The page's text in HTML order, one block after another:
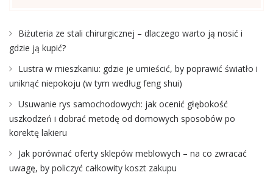
Biżuteria ze stali chirurgicznej – dlaczego warto ją nosić i
gdzie ją kupić?
Lustra w mieszkaniu: gdzie je umieścić, by poprawić światło i
uniknąć niepokoju (w tym według feng shui)
Usuwanie rys samochodowych: jak ocenić głębokość
uszkodzeń i dobrać metodę od domowych sposobów po
korektę lakieru
Jak porównać oferty sklepów meblowych – na co zwracać
uwagę, by policzyć całkowity koszt zakupu